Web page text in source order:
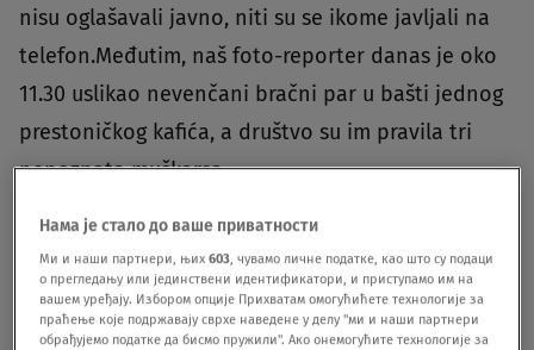
nisu oglašavali javno, niti su se ikome javljali na
telefon.Međutim, naš foto-reporter danas je oko
11.30 uslikao nevenčani bračni par u bašti jednog
prestoničkog kafića, a društvo su im pravila tri
nepoznata muškarca.
Нама је стало до ваше приватности
Ми и наши партнери, њих603, чувамо личне податке, као што су подаци
о прегледању или јединствени идентификатори, и приступамо им на
вашем уређају. Избором опције Прихватам омогућићете технологије за
праћење које подржавају сврхе наведене у делу "ми и наши партнери
обрађујемо податке да бисмо пружили". Ако онемогућите технологије за